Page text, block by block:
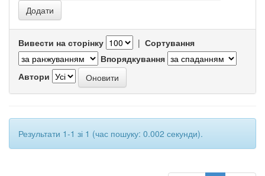
Вивести на сторінку | Сортування
Впорядкування
Автори
Результати 1-1 зі 1 (час пошуку: 0.002 секунди).